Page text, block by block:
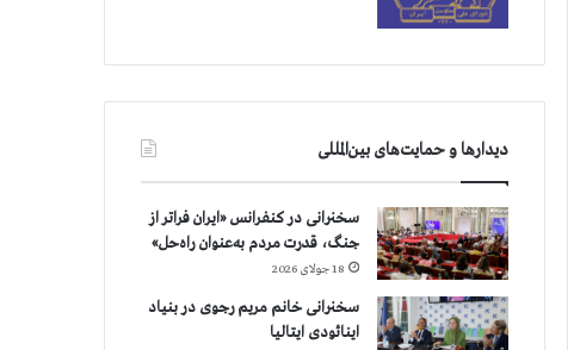
دیدارها و حمایت‌های بین‌المللی
سخنرانی در کنفرانس «ایران فراتر از
جنگ، قدرت مردم به‌عنوان راه‌حل»
18 جولای 2026
سخنرانی خانم مریم رجوی در بنیاد
اینائودی ایتالیا